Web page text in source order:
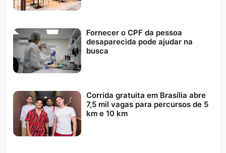
Fornecer o CPF da pessoa
desaparecida pode ajudar na
busca
Corrida gratuita em Brasília abre
7,5 mil vagas para percursos de 5
km e 10 km